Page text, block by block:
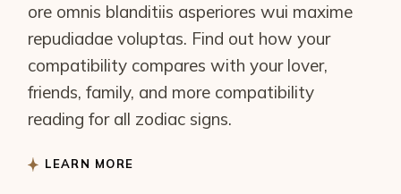
ore omnis blanditiis asperiores wui maxime
repudiadae voluptas. Find out how your
compatibility compares with your lover,
friends, family, and more compatibility
reading for all zodiac signs.
LEARN MORE